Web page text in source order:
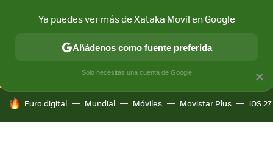
CONECTIVIDAD MÓVIL Y SOCIEDAD APLICACIONES
HOY SE HABLA DE
Euro digital Mundial Móviles Movistar Plus iOS 27
×
Ya puedes ver más de Xataka Movil en Google
Añádenos como fuente preferida
Solo necesitas una cuenta de Google